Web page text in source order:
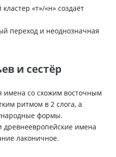
«т»/«н» создаёт
переход и неоднозначная
и сестёр
имена со схожим восточным
ритмом в 2 слога, а
формы.
древнеевропейские имена
лаконичное.